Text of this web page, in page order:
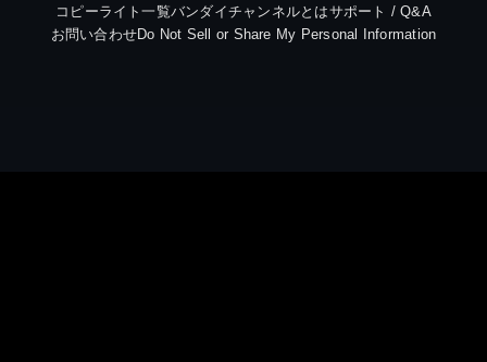
コピーライト一覧バンダイチャンネルとはサポート / Q&A
お問い合わせDo Not Sell or Share My Personal Information